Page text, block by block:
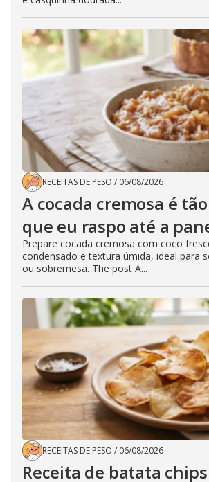
RECEITAS DE PESO / 06/08/2026
A cocada cremosa é
que eu raspo até a
Prepare cocada cremosa com coco
condensado e textura úmida, ideal para
ou sobremesa. The post A...
RECEITAS DE PESO / 06/08/2026
Receita de batata